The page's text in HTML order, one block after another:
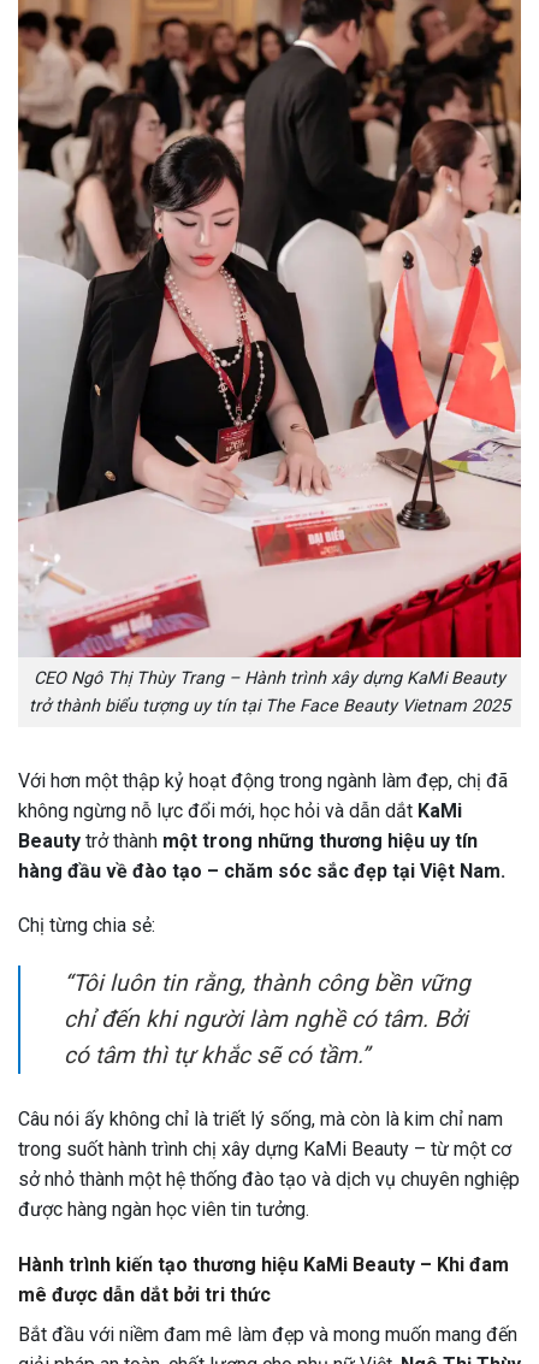
CEO Ngô Thị Thùy Trang – Hành trình xây dựng KaMi Beauty
trở thành biểu tượng uy tín tại The Face Beauty Vietnam 2025
Với hơn một thập kỷ hoạt động trong ngành làm đẹp, chị đã
không ngừng nỗ lực đổi mới, học hỏi và dẫn dắt KaMi
Beauty trở thành một trong những thương hiệu uy tín
hàng đầu về đào tạo – chăm sóc sắc đẹp tại Việt Nam.
Chị từng chia sẻ:
“Tôi luôn tin rằng, thành công bền vững
chỉ đến khi người làm nghề có tâm. Bởi
có tâm thì tự khắc sẽ có tầm.”
Câu nói ấy không chỉ là triết lý sống, mà còn là kim chỉ nam
trong suốt hành trình chị xây dựng KaMi Beauty – từ một cơ
sở nhỏ thành một hệ thống đào tạo và dịch vụ chuyên nghiệp
được hàng ngàn học viên tin tưởng.
Hành trình kiến tạo thương hiệu KaMi Beauty – Khi đam
mê được dẫn dắt bởi tri thức
Bắt đầu với niềm đam mê làm đẹp và mong muốn mang đến